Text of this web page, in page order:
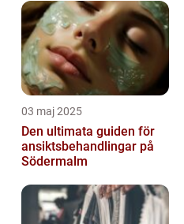
03 maj 2025
Den ultimata guiden för
ansiktsbehandlingar på
Södermalm